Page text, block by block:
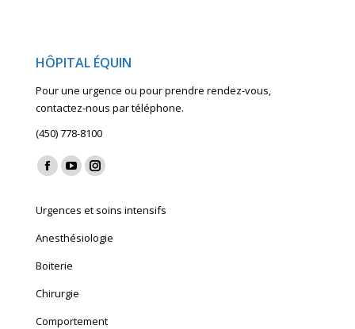
HÔPITAL ÉQUIN
Pour une urgence ou pour prendre rendez-vous,
contactez-nous par téléphone.
(450) 778-8100
Find us on:
Facebook
opens
in
YouTube
opens
in
Instagram
opens
in
Urgences et soins intensifs
Anesthésiologie
Boiterie
Chirurgie
Comportement